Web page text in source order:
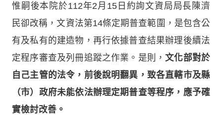
惟嗣後本院於112年2月15日約詢文資局局長陳濟
民卻改稱，文資法第14條定期普查範圍，是包含公
有及私有的建造物，再行依據普查結果辦理後續法
定程序審查及列冊追蹤之作業。是則，文化部對於
自己主管的法令，前後說明翻異，致各直轄市及縣
（市）政府未能依法辦理定期普查等程序，應予確
實檢討改善。